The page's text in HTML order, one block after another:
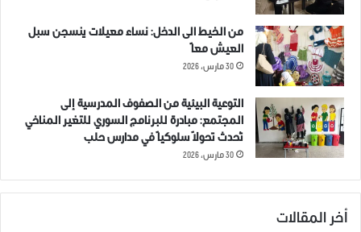
من الخيط الى الدخل: نساء معيلات ينسجن سبل
العيش معاً
30 مارس، 2026
التوعية البيئية من الصفوف المدرسية إلى
المجتمع: مبادرة للبرنامج السوري للتغير المناخي
تُحدث تحولاً سلوكياً في مدارس حلب
30 مارس، 2026
أخر المقالات